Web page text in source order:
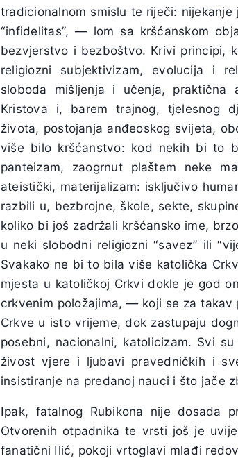
tradicionalnom smislu te riječi:
“infidelitas”, — lom sa kršćanskom
bezvjerstvo i bezboštvo. Krivi principi,
religiozni subjektivizam, evolucija i
sloboda mišljenja i učenja, praktična
Kristova i, barem trajnog, tjelesnog
života, postojanja anđeoskog svijeta,
više bilo kršćanstvo: kod nekih bi to
panteizam, zaogrnut plaštem neke
ateistički, materijalizam: isključivo
razbili u, bezbrojne, škole, sekte,
koliko bi još zadržali kršćansko ime,
u neki slobodni religiozni “savez” ili
Svakako ne bi to bila više katolička
mjesta u katoličkoj Crkvi dokle je god
crkvenim položajima, — koji se za
Crkve u isto vrijeme, dok zastupaju
posebni, nacionalni, katolicizam. Svi
živost vjere i ljubavi pravedničkih i
insistiranje na predanoj nauci i što jače
Ipak, fatalnog Rubikona nije dosada
Otvorenih otpadnika te vrsti još je
fanatični Ilić, pokoji vrtoglavi mlađi